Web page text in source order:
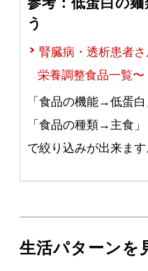
う
腎臓病・透析患者
栄養調整食品一覧〜
「食品の機能→低蛋白
「食品の種類→主食」
で絞り込みが出来ます
生活パターンを